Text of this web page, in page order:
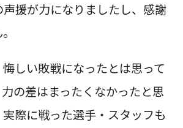
援が力になりましたし、感謝
しい敗戦になったとは思って
の差はまったくなかったと思
際に戦った選手・スタッフも